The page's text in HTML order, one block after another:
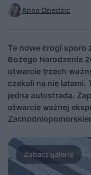
Anna Dziedzic
Te nowe drogi sporo
Bożego Narodzenia
otwarcie trzech
czekali na nie latami.
jedna autostrada.
otwarcie ważnej